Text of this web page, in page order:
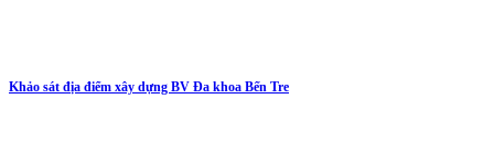
Khảo sát địa điểm xây dựng BV Đa khoa Bến Tre